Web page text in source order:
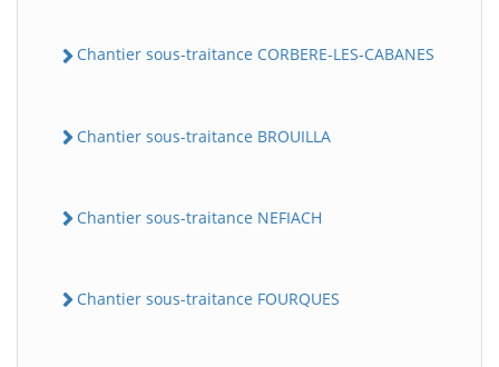
Chantier sous-traitance CORBERE-LES-CABANES
Chantier sous-traitance BROUILLA
Chantier sous-traitance NEFIACH
Chantier sous-traitance FOURQUES